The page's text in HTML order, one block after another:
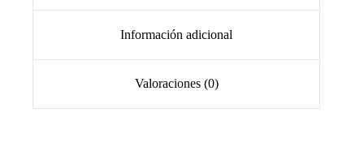
Información adicional
Valoraciones (0)